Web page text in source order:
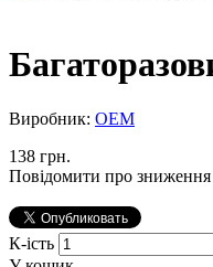
Виробник: ОЕМ
138 грн.
Повідомити про зниження
К-ість